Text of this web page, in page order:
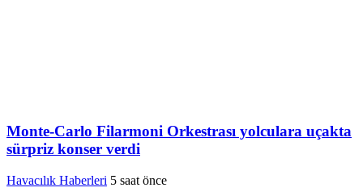
Monte-Carlo Filarmoni Orkestrası yolculara uçakta
sürpriz konser verdi
Havacılık Haberleri 5 saat önce